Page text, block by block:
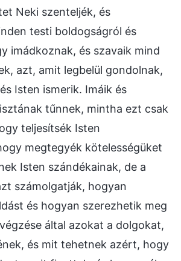
Neki szenteljék, és
testi boldogságról és
imádkoznak, és szavaik mind
azt, amit legbelül gondolnak,
Isten ismerik. Imáik és
tűnnek, mintha ezt csak
teljesítsék Isten
megtegyék kötelességüket
Isten szándékainak, de a
számolgatják, hogyan
és hogyan szerezhetik meg
által azokat a dolgokat,
és mit tehetnek azért, hogy